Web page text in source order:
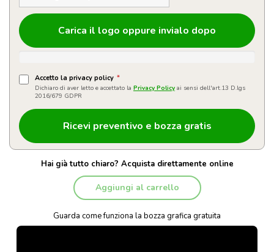
Carica il logo oppure invialo dopo
Accetto la privacy policy *
Dichiaro di aver letto e accettato la Privacy Policy ai sensi dell'art.13 D.lgs
2016/679 GDPR
Hai già tutto chiaro? Acquista direttamente online
Aggiungi al carrello
Guarda come funziona la bozza grafica gratuita